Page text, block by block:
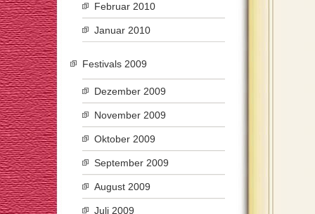
Februar 2010
Januar 2010
Festivals 2009
Dezember 2009
November 2009
Oktober 2009
September 2009
August 2009
Juli 2009